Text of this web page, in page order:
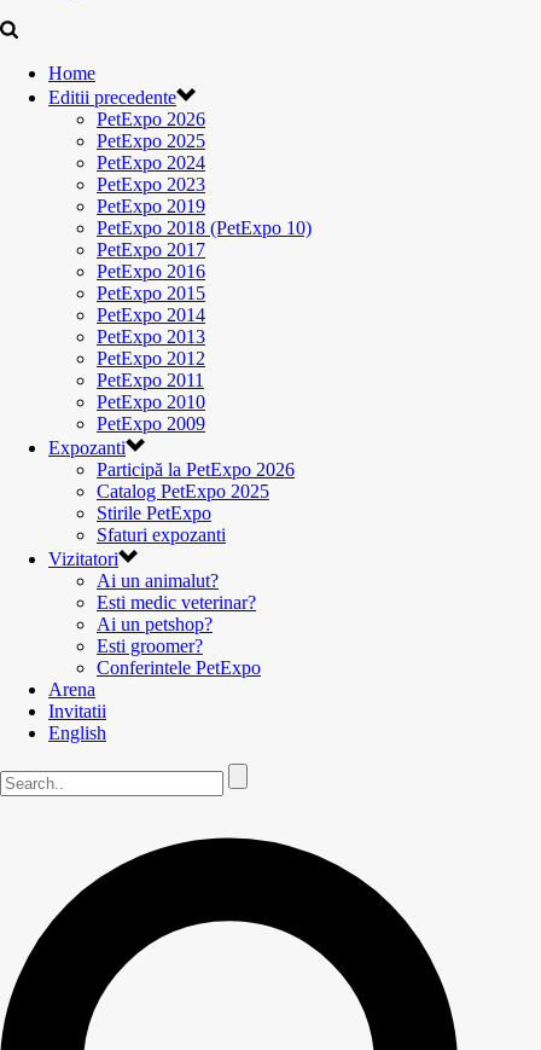
Home
Editii precedente
PetExpo 2026
PetExpo 2025
PetExpo 2024
PetExpo 2023
PetExpo 2019
PetExpo 2018 (PetExpo 10)
PetExpo 2017
PetExpo 2016
PetExpo 2015
PetExpo 2014
PetExpo 2013
PetExpo 2012
PetExpo 2011
PetExpo 2010
PetExpo 2009
Expozanti
Participă la PetExpo 2026
Catalog PetExpo 2025
Stirile PetExpo
Sfaturi expozanti
Vizitatori
Ai un animalut?
Esti medic veterinar?
Ai un petshop?
Esti groomer?
Conferintele PetExpo
Arena
Invitatii
English